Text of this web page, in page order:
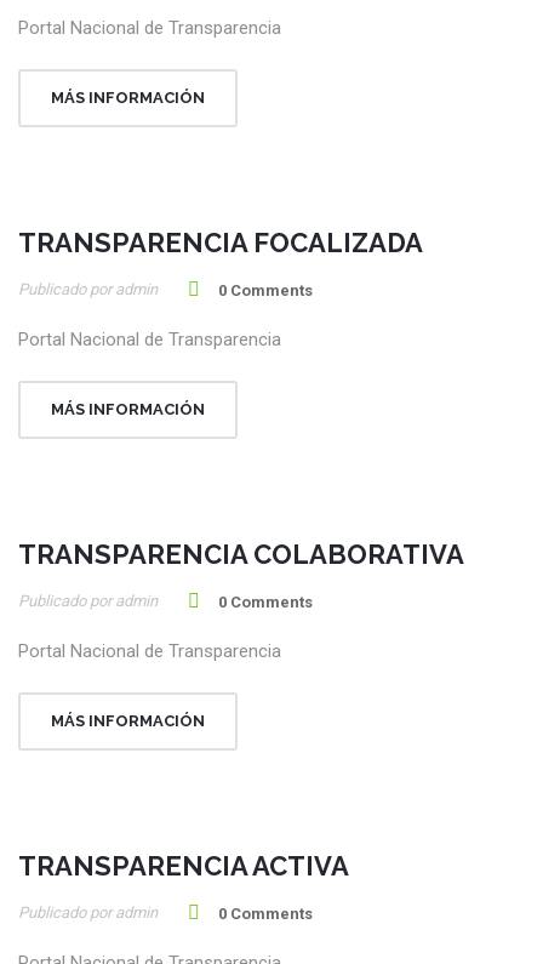
Portal Nacional de Transparencia
MÁS INFORMACIÓN
20
Ene
TRANSPARENCIA FOCALIZADA
Publicado por admin 0 Comments
Portal Nacional de Transparencia
MÁS INFORMACIÓN
20
Ene
TRANSPARENCIA COLABORATIVA
Publicado por admin 0 Comments
Portal Nacional de Transparencia
MÁS INFORMACIÓN
15
Ene
TRANSPARENCIA ACTIVA
Publicado por admin 0 Comments